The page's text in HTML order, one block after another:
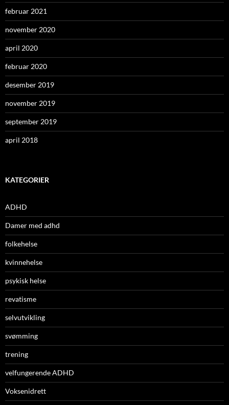
februar 2021
november 2020
april 2020
februar 2020
desember 2019
november 2019
september 2019
april 2018
KATEGORIER
ADHD
Damer med adhd
folkehelse
kvinnehelse
psykisk helse
revatisme
selvutvikling
svømming
trening
velfungerende ADHD
Voksenidrett